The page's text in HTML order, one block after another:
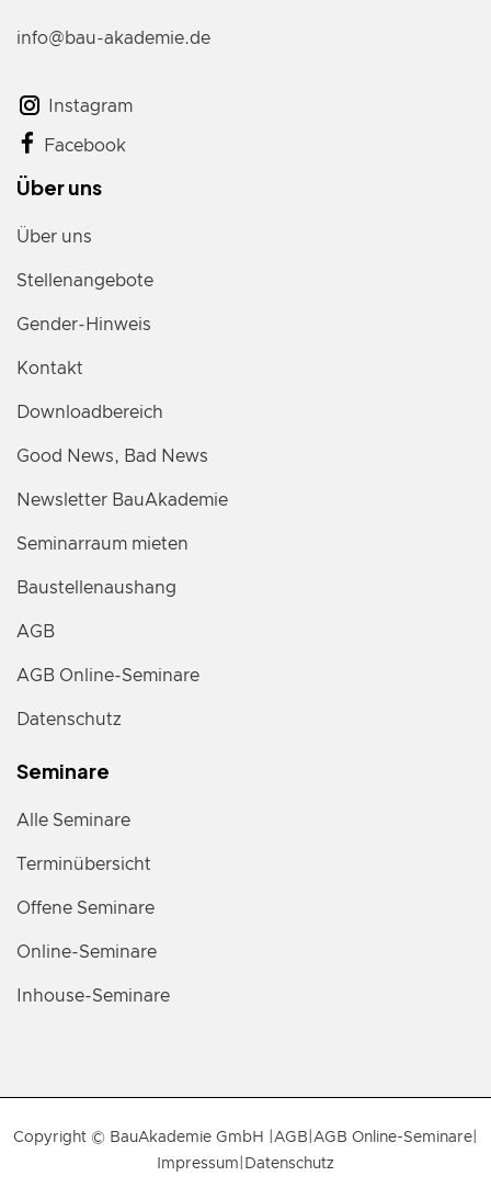
info@bau-akademie.de
Instagram
Facebook
Über uns
Über uns
Stellenangebote
Gender-Hinweis
Kontakt
Downloadbereich
Good News, Bad News
Newsletter BauAkademie
Seminarraum mieten
Baustellenaushang
AGB
AGB Online-Seminare
Datenschutz
Seminare
Alle Seminare
Terminübersicht
Offene Seminare
Online-Seminare
Inhouse-Seminare
Copyright © BauAkademie GmbH | AGB AGB Online-Seminare
Impressum Datenschutz